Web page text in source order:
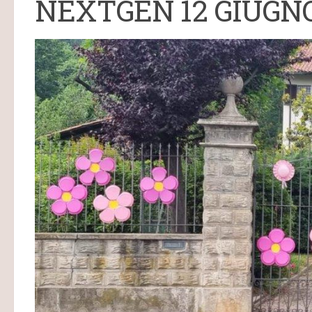
NEXTGEN 12